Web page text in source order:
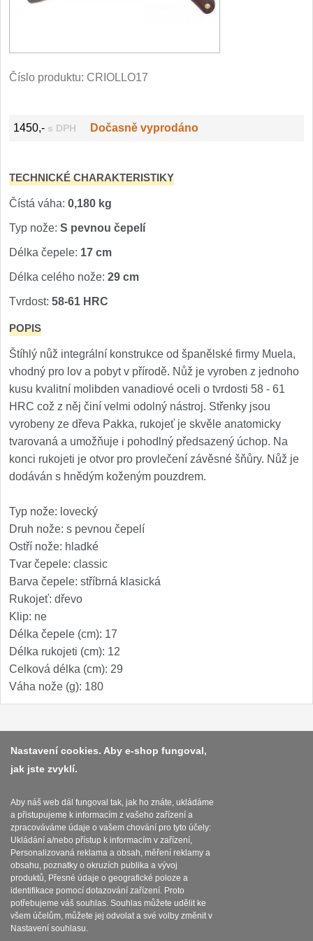
Steakové nože 2
Porcovací nože 2
Sekáčky a speciální nože
15
Japonské nože
2
Zavírací nože
Kapesní 6
Taktické
Turistické
Speciální
Nože s pevnou čepelí
Taktické 8
Outdoorové
Speciální nože
Vrhací nože
Ostření nožů
Brusné kameny 3
Doplňky a díly 4
Nože SEBURO
Sady nožů SEBURO
Číslo produktu: CRIOLLO17
1450,- s DPH Dočasně vyprodáno
TECHNICKÉ CHARAKTERISTIKY
Čístá váha: 0,180 kg
Typ nože: S pevnou čepelí
Délka čepele: 17 cm
Délka celého nože: 29 cm
Tvrdost: 58-61 HRC
POPIS
Štíhlý nůž integrální konstrukce od španělské firmy Muela,
vhodný pro lov a pobyt v přírodě. Nůž je vyroben z jednoho
kusu kvalitní molibden vanadiové oceli o tvrdosti 58 - 61
HRC což z něj činí velmi odolný nástroj. Střenky jsou
vyrobeny ze dřeva Pakka, rukojeť je skvěle anatomicky
tvarovaná a umožňuje i pohodlný předsazený úchop. Na
konci rukojeti je otvor pro provlečení závěsné šňůry. Nůž je
dodáván s hnědým koženým pouzdrem.
Typ nože: lovecký
Druh nože: s pevnou čepelí
Ostří nože: hladké
Tvar čepele: classic
Barva čepele: stříbrná klasická
Rukojeť: dřevo
Klip: ne
Délka čepele (cm): 17
Délka rukojeti (cm): 12
Celková délka (cm): 29
Váha nože (g): 180
Platba a dodávka
Obchodní podmínky
Zasady zpracovani osobnich udaju
Reklamační řád
O nožích
Nastavení cookies. Aby e-shop fungoval,
jak jste zvyklí.
Aby náš web dál fungoval tak, jak ho znáte, ukládáme
a přistupujeme k informacím z vašeho zařízení a
zpracováváme údaje o vašem chování pro tyto účely:
Ukládání a/nebo přístup k informacím v zařízení,
Personalizovaná reklama a obsah, měření reklamy a
obsahu, poznatky o okruzích publika a vývoj
produktů, Přesné údaje o geografické poloze a
identifikace pomocí dotazování zařízení. Proto
potřebujeme váš souhlas. Souhlas můžete udělit ke
všem účelům, můžete jej odvolat a své volby změnit v
Nastavení souhlasu.